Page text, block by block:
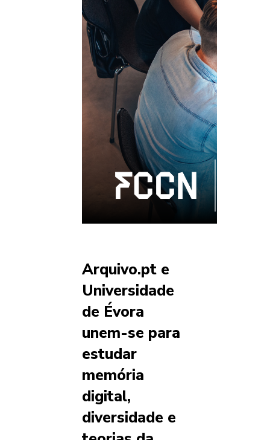
Arquivo.pt e
Universidade
de Évora
unem-se para
estudar
memória
digital,
diversidade e